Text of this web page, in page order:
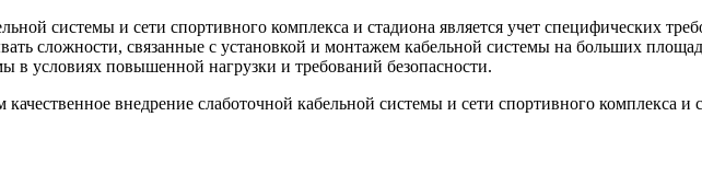
системы и сети спортивного комплекса и стадиона является учет специфических
сложности, связанные с установкой и монтажем кабельной системы на больших
в условиях повышенной нагрузки и требований безопасности.
внедрение слаботочной кабельной системы и сети спортивного комплекса и